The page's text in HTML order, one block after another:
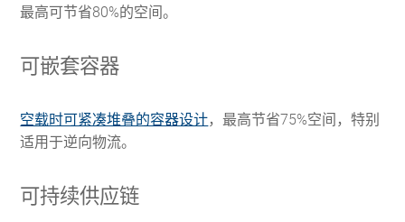
最高可节省80%的空间。
可嵌套容器
空载时可紧凑堆叠的容器设计，最高节省75%空间，特别
适用于逆向物流。
可持续供应链